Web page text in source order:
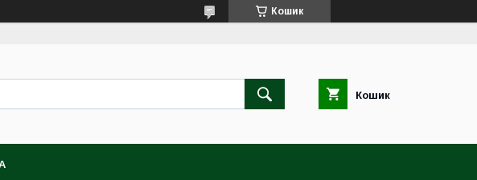
Кошик
Кошик